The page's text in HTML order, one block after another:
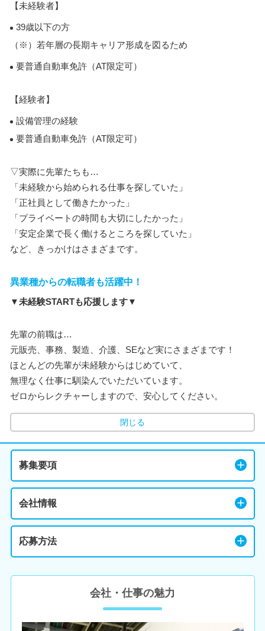
【未経験者】
39歳以下の方
（※）若年層の長期キャリア形成を図るため
要普通自動車免許（AT限定可）
【経験者】
設備管理の経験
要普通自動車免許（AT限定可）
▽実際に先輩たちも…
「未経験から始められる仕事を探していた」
「正社員として働きたかった」
「プライベートの時間も大切にしたかった」
「安定企業で長く働けるところを探していた」
など、きっかけはさまざまです。
異業種からの転職者も活躍中！
▼未経験STARTも応援します▼
先輩の前職は…
元販売、事務、製造、介護、SEなど実にさまざまです！
ほとんどの先輩が未経験からはじめていて、
無理なく仕事に馴染んでいただいています。
ゼロからレクチャーしますので、安心してください。
閉じる
募集要項
会社情報
応募方法
会社・仕事の魅力